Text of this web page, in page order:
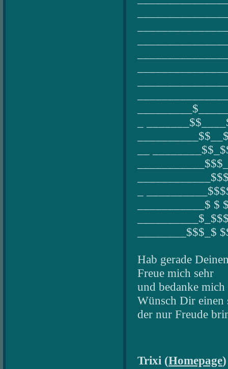
_
__
_
___________$
________$$$_$
Hab gerade
Freue mich sehr
und bedanke
Wünsch Dir einen
der nur Freude
Trixi (Homepage